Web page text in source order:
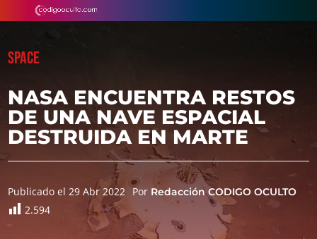
SPACE
NASA ENCUENTRA RESTOS
DE UNA NAVE ESPACIAL
DESTRUIDA EN MARTE
Publicado el 29 Abr 2022 Por Redacción CODIGO OCULTO
2.594